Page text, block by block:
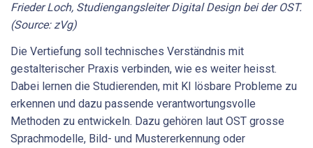
Frieder Loch, Studiengangsleiter Digital Design bei der OST.
(Source: zVg)
Die Vertiefung soll technisches Verständnis mit
gestalterischer Praxis verbinden, wie es weiter heisst.
Dabei lernen die Studierenden, mit KI lösbare Probleme zu
erkennen und dazu passende verantwortungsvolle
Methoden zu entwickeln. Dazu gehören laut OST grosse
Sprachmodelle, Bild- und Mustererkennung oder